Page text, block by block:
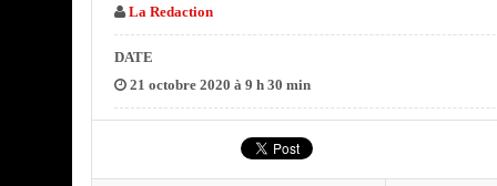
La Redaction
DATE
21 octobre 2020 à 9 h 30 min